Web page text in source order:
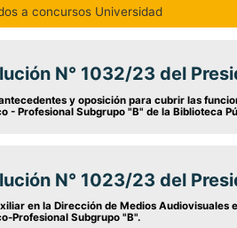
a concursos Universidad
N° 1032/23 del
y oposición para cubrir las
- Profesional Subgrupo "B" de la Biblioteca
N° 1023/23 del
en la Dirección de Medios
Profesional Subgrupo "B".